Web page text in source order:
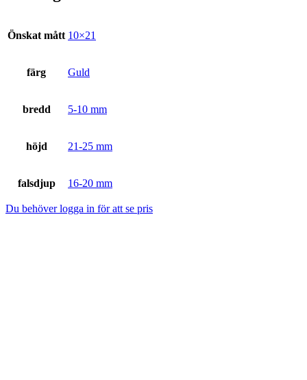
Önskat mått 10×21
färg Guld
bredd 5-10 mm
höjd 21-25 mm
falsdjup 16-20 mm
Du behöver logga in för att se pris